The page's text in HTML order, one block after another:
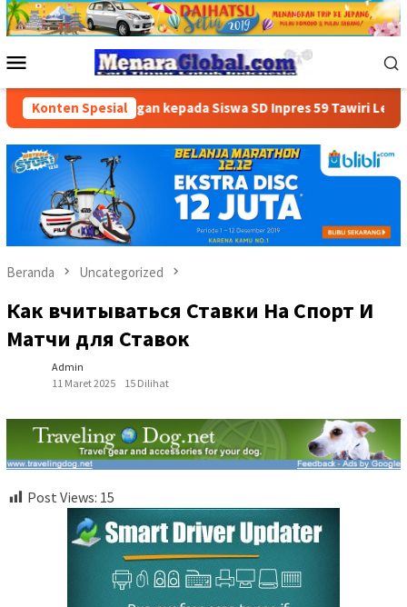
Loncat
ke
Mobile
Konten Spesialkepada Siswa SD Inpres 59 Tawiri Lewat “School
Beranda Uncategorized
Как вчитываться Ставки На Спорт И
Матчи для Ставок
Admin
11 Maret 2025
15 Dilihat
Post Views: 15